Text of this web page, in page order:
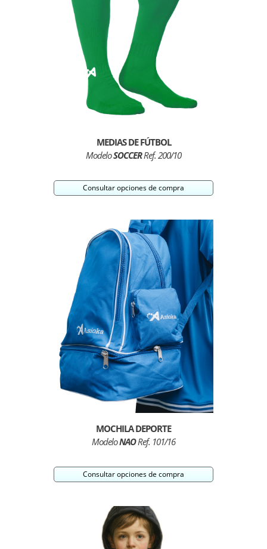
MEDIAS DE FÚTBOL
ModeloSOCCERRef. 200/10
Consultar opciones de compra
MOCHILA DEPORTE
ModeloNAORef. 101/16
Consultar opciones de compra